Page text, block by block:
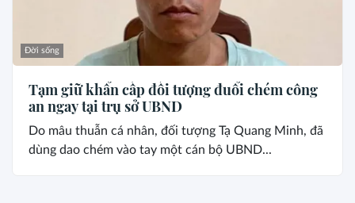
Đời sống
Tạm giữ khẩn cấp đối tượng đuổi chém công
an ngay tại trụ sở UBND
Do mâu thuẫn cá nhân, đối tượng Tạ Quang Minh, đã
dùng dao chém vào tay một cán bộ UBND...